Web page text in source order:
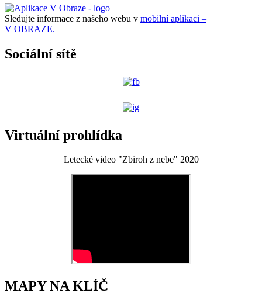
Sledujte informace z našeho webu v mobilní aplikaci –
V OBRAZE.
Sociální sítě
Virtuální prohlídka
Letecké video "Zbiroh z nebe" 2020
MAPY NA KLÍČ